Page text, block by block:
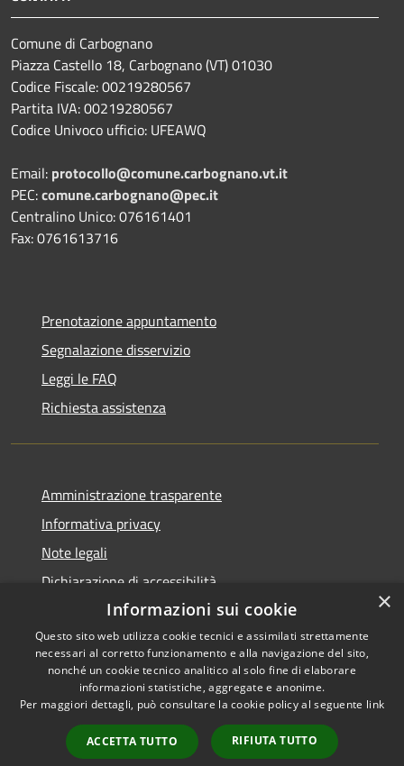
Comune di Carbognano
Piazza Castello 18, Carbognano (VT) 01030
Codice Fiscale: 00219280567
Partita IVA: 00219280567
Codice Univoco ufficio: UFEAWQ
Email: protocollo@comune.carbognano.vt.it
PEC:comune.carbognano@pec.it
Centralino Unico: 076161401
Fax: 0761613716
Prenotazione appuntamento
Segnalazione disservizio
Leggi le FAQ
Richiesta assistenza
Amministrazione trasparente
Informativa privacy
Note legali
Dichiarazione di accessibilità
Accessibilità
Privacy
Mappa del sito
Copyright © 2026 • Comune di
Carbognano • Powered by
Municipium
Accesso
redazione
×
Informazioni sui cookie
Questo sito web utilizza cookie tecnici e assimilati strettamente
necessari al corretto funzionamento e alla navigazione del sito,
nonché un cookie tecnico analitico al solo fine di elaborare
informazioni statistiche, aggregate e anonime.
Per maggiori dettagli, può consultare la cookie policy al seguente link
ACCETTA TUTTO RIFIUTA TUTTO